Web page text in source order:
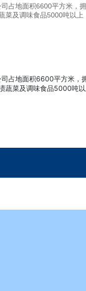
地面积6600平方米，
及调味食品5000吨以
占地面积6600平方米，
蔬菜及调味食品5000吨